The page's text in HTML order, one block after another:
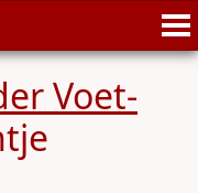
Voet-